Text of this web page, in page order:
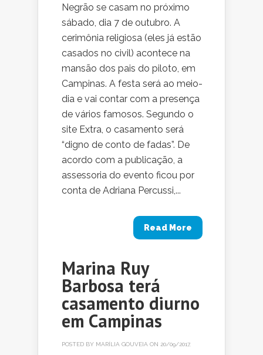
Negrão se casam no próximo
sábado, dia 7 de outubro. A
cerimônia religiosa (eles já estão
casados no civil) acontece na
mansão dos pais do piloto, em
Campinas. A festa será ao meio-
dia e vai contar com a presença
de vários famosos. Segundo o
site Extra, o casamento será
“digno de conto de fadas”. De
acordo com a publicação, a
assessoria do evento ficou por
conta de Adriana Percussi,...
Read More
Marina Ruy
Barbosa terá
casamento diurno
em Campinas
POSTED BY MARÍLIA GOUVEIA ON 20/09/2017,